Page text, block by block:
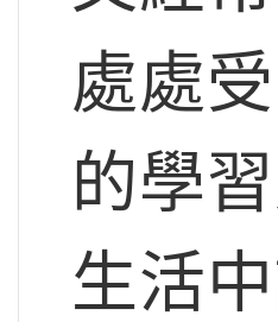
處處
的學
生活